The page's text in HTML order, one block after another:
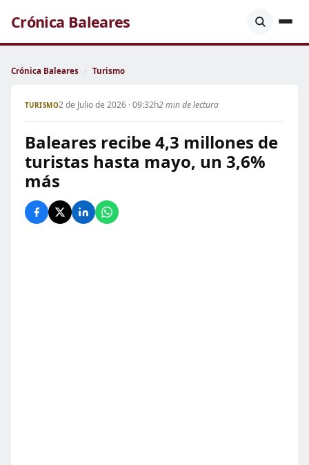
Crónica Baleares
Crónica Baleares › Turismo
TURISMO2 de Julio de 2026 · 09:32h2 min de lectura
Baleares recibe 4,3 millones de
turistas hasta mayo, un 3,6%
más